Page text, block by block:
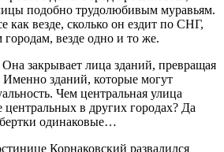
подобно трудолюбивым муравьям.
как везде, сколько он ездит по СНГ,
везде одно и то же.
Она закрывает лица зданий, превращая
зданий, которые могут
Чем центральная улица
центральных в других городах? Да
одинаковые…
Корнаковский развалился